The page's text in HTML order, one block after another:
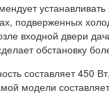
подверженных
входной двери
обстановку
составляет 450
модели